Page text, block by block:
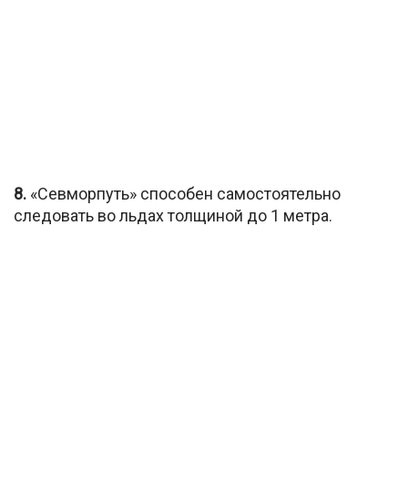
8. «Севморпуть» способен самостоятельно
следовать во льдах толщиной до 1 метра.